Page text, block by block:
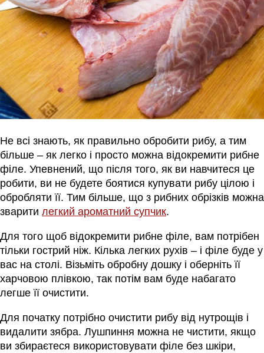
Не всі знають, як правильно обробити рибу, а тим
більше – як легко і просто можна відокремити рибне
філе. Упевнений, що після того, як ви навчитеся це
робити, ви не будете боятися купувати рибу цілою і
обробляти її. Тим більше, що з рибних обрізків можна
зварити легкий ароматний супчик.
Для того щоб відокремити рибне філе, вам потрібен
тільки гострий ніж. Кілька легких рухів – і філе буде у
вас на столі. Візьміть обробну дошку і оберніть її
харчовою плівкою, так потім вам буде набагато
легше її очистити.
Для початку потрібно очистити рибу від нутрощів і
видалити зябра. Лушпиння можна не чистити, якщо
ви збираєтеся використовувати філе без шкіри,